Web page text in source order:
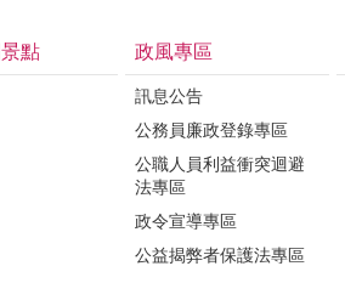
點 政風專區
訊息公告
公務員廉政登錄專區
公職人員利益衝突迴避
法專區
政令宣導專區
公益揭弊者保護法專區